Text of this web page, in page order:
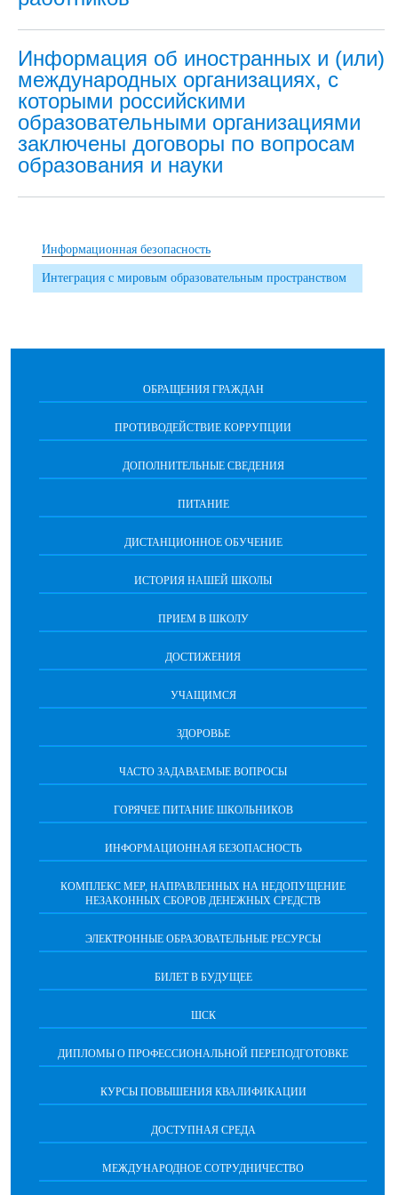
Информация об иностранных и (или)
международных организациях, с
которыми российскими
образовательными организациями
заключены договоры по вопросам
образования и науки
Информационная безопасность
Интеграция с мировым образовательным пространством
ОБРАЩЕНИЯ ГРАЖДАН
ПРОТИВОДЕЙСТВИЕ КОРРУПЦИИ
ДОПОЛНИТЕЛЬНЫЕ СВЕДЕНИЯ
ПИТАНИЕ
ДИСТАНЦИОННОЕ ОБУЧЕНИЕ
ИСТОРИЯ НАШЕЙ ШКОЛЫ
ПРИЕМ В ШКОЛУ
ДОСТИЖЕНИЯ
УЧАЩИМСЯ
ЗДОРОВЬЕ
ЧАСТО ЗАДАВАЕМЫЕ ВОПРОСЫ
ГОРЯЧЕЕ ПИТАНИЕ ШКОЛЬНИКОВ
ИНФОРМАЦИОННАЯ БЕЗОПАСНОCТЬ
КОМПЛЕКС МЕР, НАПРАВЛЕННЫХ НА НЕДОПУЩЕНИЕ
НЕЗАКОННЫХ СБОРОВ ДЕНЕЖНЫХ СРЕДСТВ
ЭЛЕКТРОННЫЕ ОБРАЗОВАТЕЛЬНЫЕ РЕСУРСЫ
БИЛЕТ В БУДУЩЕЕ
ШСК
ДИПЛОМЫ О ПРОФЕССИОНАЛЬНОЙ ПЕРЕПОДГОТОВКЕ
КУРСЫ ПОВЫШЕНИЯ КВАЛИФИКАЦИИ
ДОСТУПНАЯ СРЕДА
МЕЖДУНАРОДНОЕ СОТРУДНИЧЕСТВО